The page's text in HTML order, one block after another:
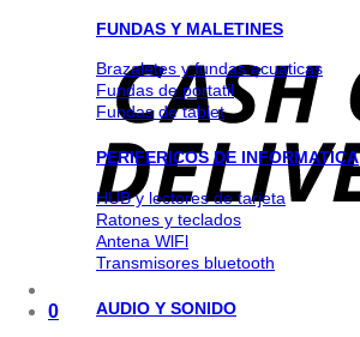
0
FUNDAS Y MALETINES
Brazaletes y fundas acuaticas
Fundas de portatil
Fundas de tablet
PERIFERICOS DE INFORMATICA
HUB y lectores de tarjeta
Ratones y teclados
Antena WlFl
Transmisores bluetooth
AUDIO Y SONIDO